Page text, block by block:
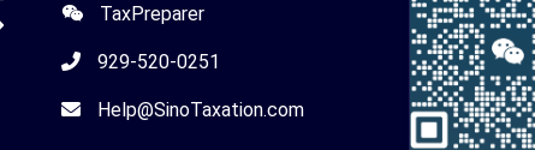
TaxPreparer
929-520-0251
Help@SinoTaxation.com